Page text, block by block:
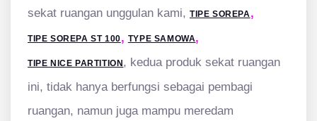
sekat ruangan unggulan kami, TIPE SOREPA ,
TIPE SOREPA ST 100, TYPE SAMOWA,
TIPE NICE PARTITION, kedua produk sekat ruangan
ini, tidak hanya berfungsi sebagai pembagi
ruangan, namun juga mampu meredam